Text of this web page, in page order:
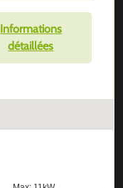
Informations
détaillées